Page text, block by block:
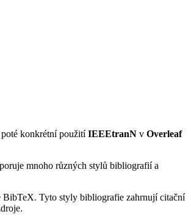
konkrétní použitíIEEEtranN v Overleaf
mnoho různých stylů bibliografií a
Tyto styly bibliografie zahrnují citační